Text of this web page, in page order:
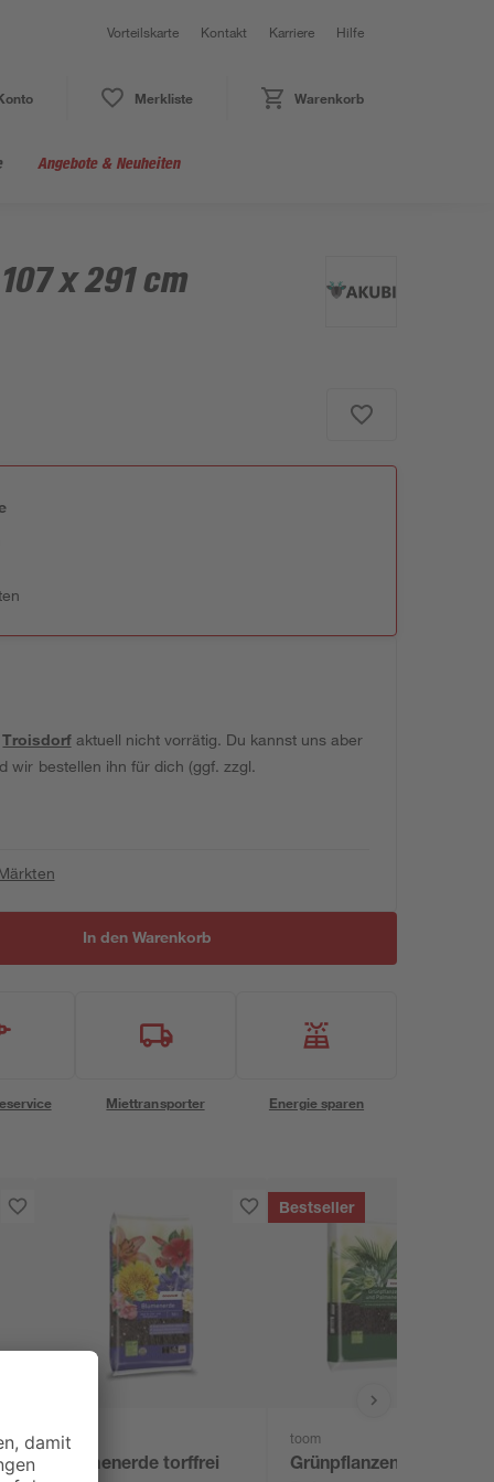
Vorteilskarte Kontakt Karriere Hilfe
Merkliste Warenkorb
Angebote & Neuheiten
x 291 cm
Troisdorfaktuell nicht vorrätig. Du kannst uns aber
wir bestellen ihn für dich (ggf. zzgl.
In den Warenkorb
Miettransporter Energie sparen
l
toom
Blumenerde torffrei
Bestseller
toom
Grünpflanzen- und